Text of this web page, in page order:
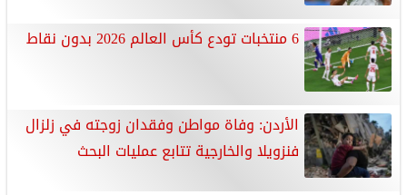
6 منتخبات تودع كأس العالم 2026 بدون نقاط
الأردن: وفاة مواطن وفقدان زوجته في زلزال
فنزويلا والخارجية تتابع عمليات البحث